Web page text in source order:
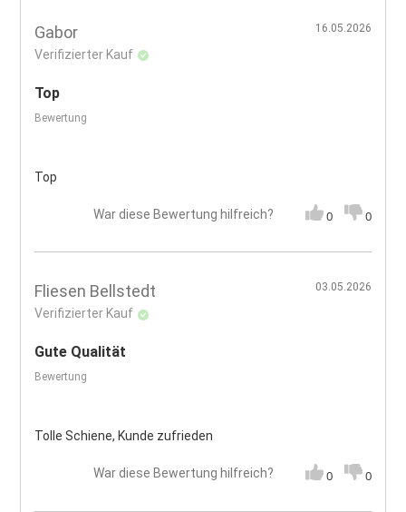
Gabor
Verifizierter Kauf
16.05.2026
Top
Bewertung
Top
War diese Bewertung hilfreich? 0 0
Fliesen Bellstedt
Verifizierter Kauf
03.05.2026
Gute Qualität
Bewertung
Tolle Schiene, Kunde zufrieden
War diese Bewertung hilfreich? 0 0